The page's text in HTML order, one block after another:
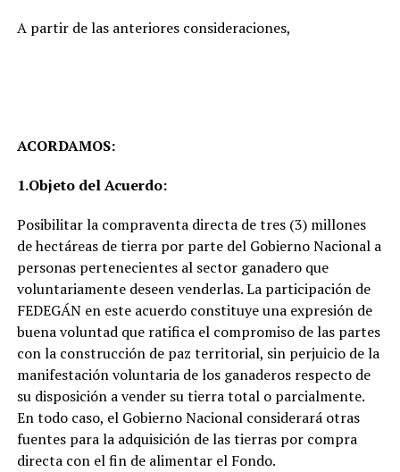
A partir de las anteriores consideraciones,
ACORDAMOS:
1.Objeto del Acuerdo:
Posibilitar la compraventa directa de tres (3) millones
de hectáreas de tierra por parte del Gobierno Nacional a
personas pertenecientes al sector ganadero que
voluntariamente deseen venderlas. La participación de
FEDEGÁN en este acuerdo constituye una expresión de
buena voluntad que ratifica el compromiso de las partes
con la construcción de paz territorial, sin perjuicio de la
manifestación voluntaria de los ganaderos respecto de
su disposición a vender su tierra total o parcialmente.
En todo caso, el Gobierno Nacional considerará otras
fuentes para la adquisición de las tierras por compra
directa con el fin de alimentar el Fondo.